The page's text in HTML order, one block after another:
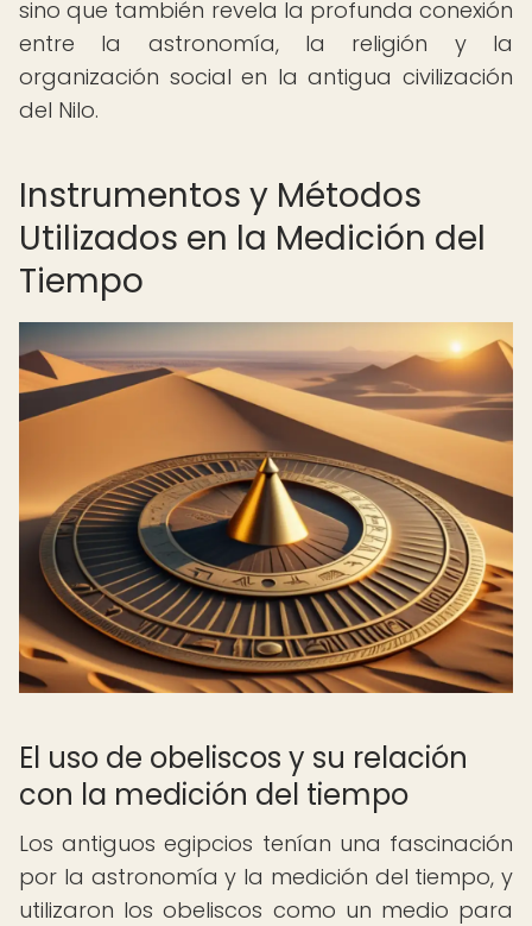
sino que también revela la profunda conexión
entre la astronomía, la religión y la
organización social en la antigua civilización
del Nilo.
Instrumentos y Métodos
Utilizados en la Medición del
Tiempo
El uso de obeliscos y su relación
con la medición del tiempo
Los antiguos egipcios tenían una fascinación
por la astronomía y la medición del tiempo, y
utilizaron los obeliscos como un medio para